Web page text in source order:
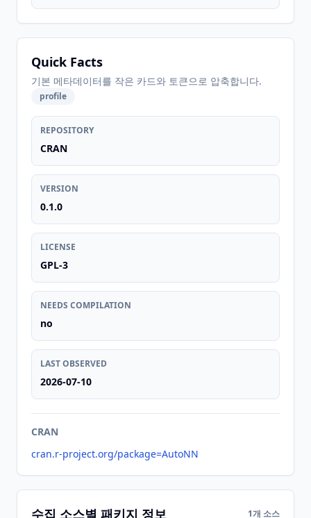
Quick Facts
기본 메타데이터를 작은 카드와 토큰으로 압축합니다.
profile
REPOSITORY
CRAN
VERSION
0.1.0
LICENSE
GPL-3
NEEDS COMPILATION
no
LAST OBSERVED
2026-07-10
CRAN
cran.r-project.org/package=AutoNN
수집 소스별 패키지 정보 1개 소스